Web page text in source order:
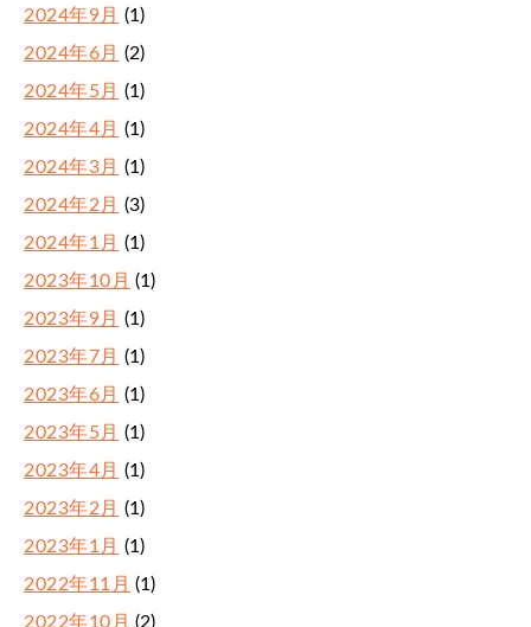
2024年9月 (1)
2024年6月 (2)
2024年5月 (1)
2024年4月 (1)
2024年3月 (1)
2024年2月 (3)
2024年1月 (1)
2023年10月 (1)
2023年9月 (1)
2023年7月 (1)
2023年6月 (1)
2023年5月 (1)
2023年4月 (1)
2023年2月 (1)
2023年1月 (1)
2022年11月 (1)
2022年10月 (2)